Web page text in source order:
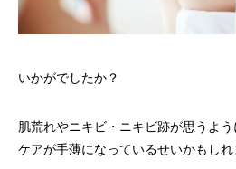
いかがでしたか？
肌荒れやニキビ・ニキビ跡が思うよ
ケアが手薄になっているせいかもしれ